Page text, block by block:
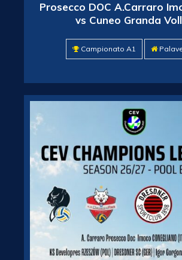
Prosecco DOC A.Carraro
vs Cuneo Granda
Campionato A1